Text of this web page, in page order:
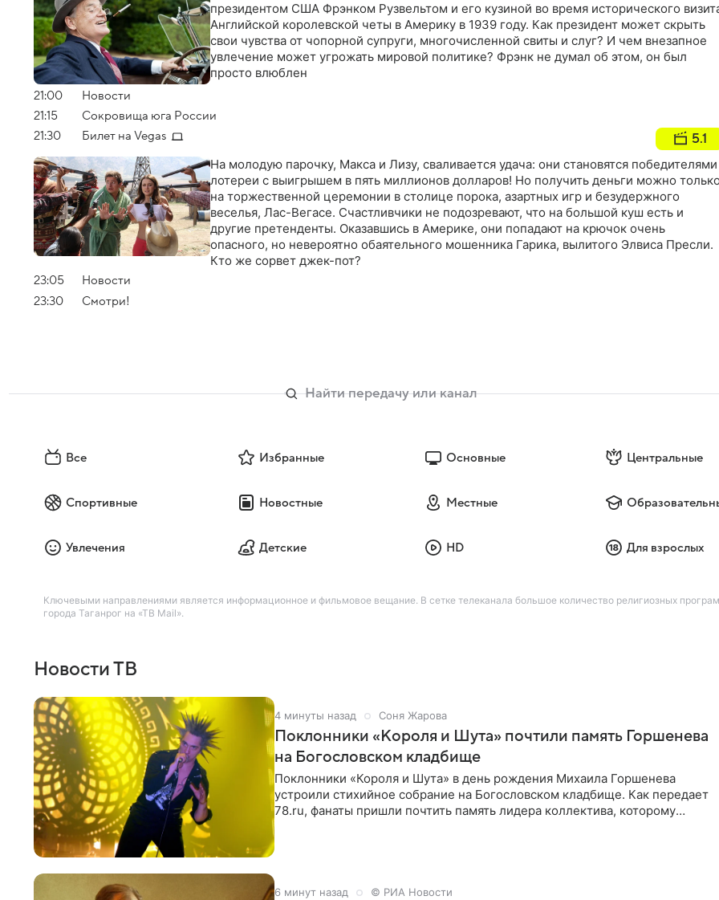
президентом США Фрэнком Рузвельтом и его кузиной во время исторического
Английской королевской четы в Америку в 1939 году. Как президент может скрыть
свои чувства от чопорной супруги, многочисленной свиты и слуг? И чем внезапное
увлечение может угрожать мировой политике? Фрэнк не думал об этом, он был
просто влюблен
21:00
Новости
21:15
Сокровища юга России
21:30
Билет на Vegas 5.1
На молодую парочку, Макса и Лизу, сваливается удача: они становятся победителями
лотереи с выигрышем в пять миллионов долларов! Но получить деньги можно
на торжественной церемонии в столице порока, азартных игр и безудержного
веселья, Лас-Вегасе. Счастливчики не подозревают, что на большой куш есть и
другие претенденты. Оказавшись в Америке, они попадают на крючок очень
опасного, но невероятно обаятельного мошенника Гарика, вылитого Элвиса Пресли.
Кто же сорвет джек-пот?
23:05
Новости
23:30
Смотри!
Все Избранные Основные Центральные
Спортивные Новостные Местные
Увлечения Детские HD Для взрослых
Ключевыми направлениями является информационное и фильмовое вещание. В сетке телеканала большое количество религиозных
города Таганрог на «ТВ Mail».
Новости ТВ
4 минуты назад Соня Жарова
Поклонники «Короля и Шута» почтили память Горшенева
на Богословском кладбище
Поклонники «Короля и Шута» в день рождения Михаила Горшенева
устроили стихийное собрание на Богословском кладбище. Как передает
78.ru, фанаты пришли почтить память лидера коллектива, которому
6 минут назад © РИА Новости